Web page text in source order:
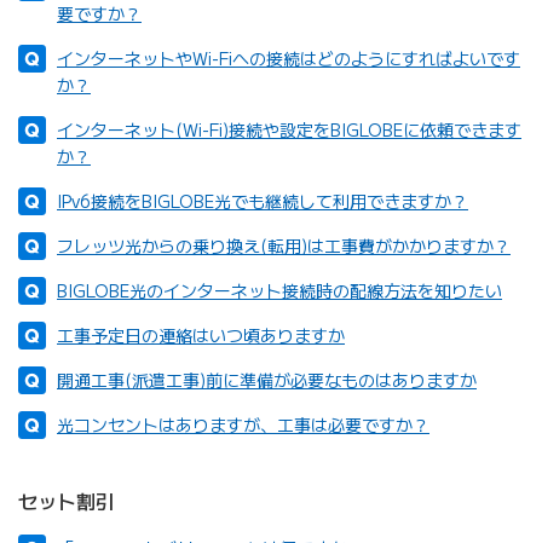
要ですか？
インターネットやWi-Fiへの接続はどのようにすればよいです
か？
インターネット(Wi-Fi)接続や設定をBIGLOBEに依頼できます
か？
IPv6接続をBIGLOBE光でも継続して利用できますか？
フレッツ光からの乗り換え(転用)は工事費がかかりますか？
BIGLOBE光のインターネット接続時の配線方法を知りたい
工事予定日の連絡はいつ頃ありますか
開通工事(派遣工事)前に準備が必要なものはありますか
光コンセントはありますが、工事は必要ですか？
セット割引